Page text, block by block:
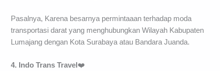
Pasalnya, Karena besarnya permintaaan terhadap moda
transportasi darat yang menghubungkan Wilayah Kabupaten
Lumajang dengan Kota Surabaya atau Bandara Juanda.
4. Indo Trans Travel ❤️